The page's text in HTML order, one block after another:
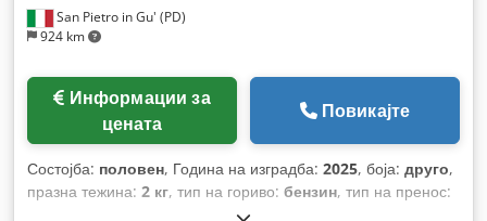
San Pietro in Gu' (PD)
924 km
цената
Повикајте
Состојба: половен, Година на изградба: 2025, боја: друго,
празна тежина: 2 кг, тип на гориво: бензин, тип на пренос: